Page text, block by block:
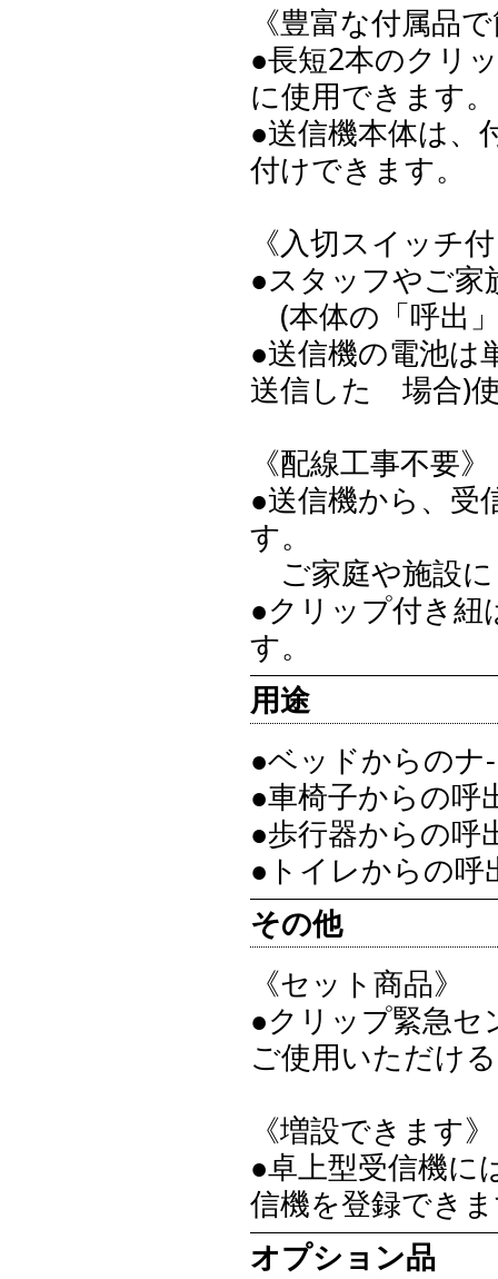
《豊富な付属品
●長短2本のクリ
に使用できます。
●送信機本体は、
付けできます。
《入切スイッチ
●スタッフやご家
(本体の「呼出
●送信機の電池は
送信した 場合)
《配線工事不要》
●送信機から、受
す。
ご家庭や施設
●クリップ付き紐
す。
用途
●ベッドからのナ
●車椅子からの呼
●歩行器からの呼
●トイレからの呼
その他
《セット商品》
●クリップ緊急セ
ご使用いただけ
《増設できます》
●卓上型受信機に
信機を登録でき
オプション品